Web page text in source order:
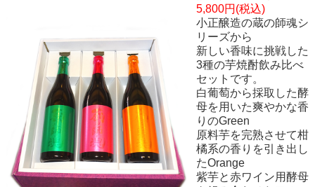
5,800円(税込)
小正醸造の蔵の師魂シ
リーズから
新しい香味に挑戦した
3種の芋焼酎飲み比べ
セットです。
白葡萄から採取した酵
母を用いた爽やかな香
りのGreen
原料芋を完熟させて柑
橘系の香りを引き出し
たOrange
紫芋と赤ワイン用酵母